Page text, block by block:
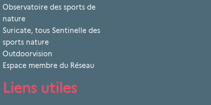
Observatoire des sports de
nature
Suricate, tous Sentinelle des
sports nature
Outdoorvision
Espace membre du Réseau
Liens utiles